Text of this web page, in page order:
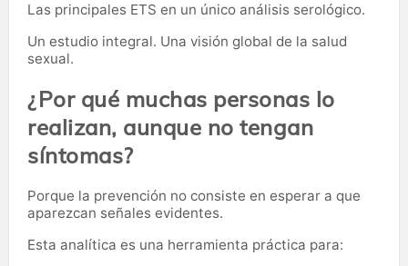
Las principales ETS en un único análisis serológico.
Un estudio integral. Una visión global de la salud
sexual.
¿Por qué muchas personas lo
realizan, aunque no tengan
síntomas?
Porque la prevención no consiste en esperar a que
aparezcan señales evidentes.
Esta analítica es una herramienta práctica para: